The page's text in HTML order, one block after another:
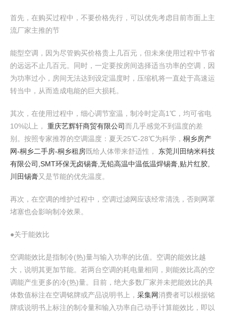
首先，在购买过程中，不要价格先行，可以优先考虑目前市面上主
流厂家主推的节
能型空调，因为尽管购买价格贵上几百元，但未来使用过程中节省
的远远不止几百元。同时，一定要按房间选择适当功率的空调，因
为功率过小，房间无法达到设定温度时，压缩机将一直处于高速运
转当中，从而造成电能的巨大损耗。
其次，在使用过程中，细心调节室温，制冷时定高1℃，均可省电
10%以上， 重庆艺辉轩商贸有限公司而几乎感觉不到温度的差
别。按照专家推荐的空调温度：夏天25℃-28℃为科学， 桐乡房产
网-桐乡二手房-桐乡租房既给人体带来舒适性， 东莞川田纳米科技
有限公司,SMT环保无卤锡膏,无铅高温中温低温焊锡膏,贴片红胶,
川田锡膏又是节能的优先温度。
再次，在空调的维护过程中，空调过滤网应该经常清洗，否则网罩
堵塞也会影响制冷效果。
●关于能效比
空调能效比是指制冷(热)量与输入功率的比值。空调的能效比越
大，说明其更加节能。若两台空调的耗电量相同，则能效比高的空
调能产生更多的冷(热)量。目前，绝大多数厂家并未把能效比的具
体数值标注在空调铭牌或产品说明书上， 采集网消费者可以根据铭
牌或说明书上标注的制冷量和输入功率自己动手计算能效比，即以